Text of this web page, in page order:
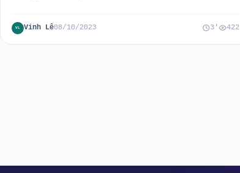
VL Vinh Lê08/10/2023 3' 422